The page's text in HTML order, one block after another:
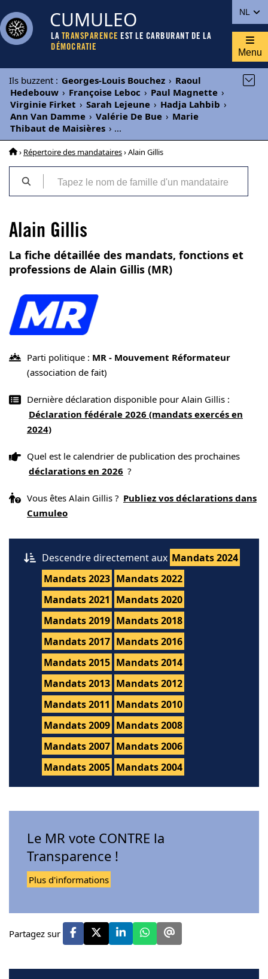
NL
CUMULEO
LA TRANSPARENCE EST LE CARBURANT DE LA
DÉMOCRATIE
Menu
Ils buzzent : Georges-Louis Bouchez › Raoul
Hedebouw › Françoise Leboc › Paul Magnette ›
Virginie Firket › Sarah Lejeune › Hadja Lahbib ›
Ann Van Damme › Valérie De Bue › Marie
Thibaut de Maisières › ...
› Répertoire des mandataires› Alain Gillis
Alain Gillis
La fiche détaillée des mandats, fonctions et
professions de Alain Gillis (MR)
Parti politique : MR - Mouvement Réformateur
(association de fait)
Dernière déclaration disponible pour Alain Gillis :
Déclaration fédérale 2026 (mandats exercés en
2024)
Quel est le calendrier de publication des prochaines
déclarations en 2026 ?
Vous êtes Alain Gillis ? Publiez vos déclarations dans
Cumuleo
Descendre directement aux Mandats 2024
Mandats 2023 Mandats 2022
Mandats 2021 Mandats 2020
Mandats 2019 Mandats 2018
Mandats 2017 Mandats 2016
Mandats 2015 Mandats 2014
Mandats 2013 Mandats 2012
Mandats 2011 Mandats 2010
Mandats 2009 Mandats 2008
Mandats 2007 Mandats 2006
Mandats 2005 Mandats 2004
Le MR vote CONTRE la
Transparence !
Plus d'informations
Partagez sur